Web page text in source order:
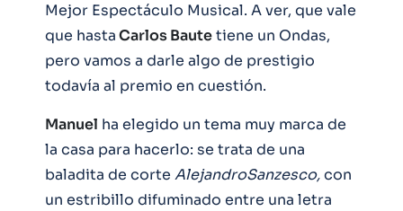
Mejor Espectáculo Musical. A ver, que vale
que hastaCarlos Bautetiene un Ondas,
pero vamos a darle algo de prestigio
todavía al premio en cuestión.
Manuel ha elegido un tema muy marca de
la casa para hacerlo: se trata de una
baladita de corte AlejandroSanzesco,con
un estribillo difuminado entre una letra